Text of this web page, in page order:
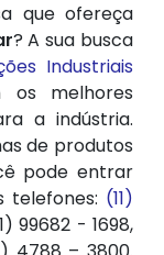
que ofereça
? A sua busca
Industriais
melhores
a indústria.
de produtos
pode entrar
telefones: (11)
99682 - 1698,